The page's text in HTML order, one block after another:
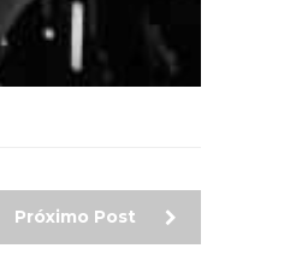
Próximo Post